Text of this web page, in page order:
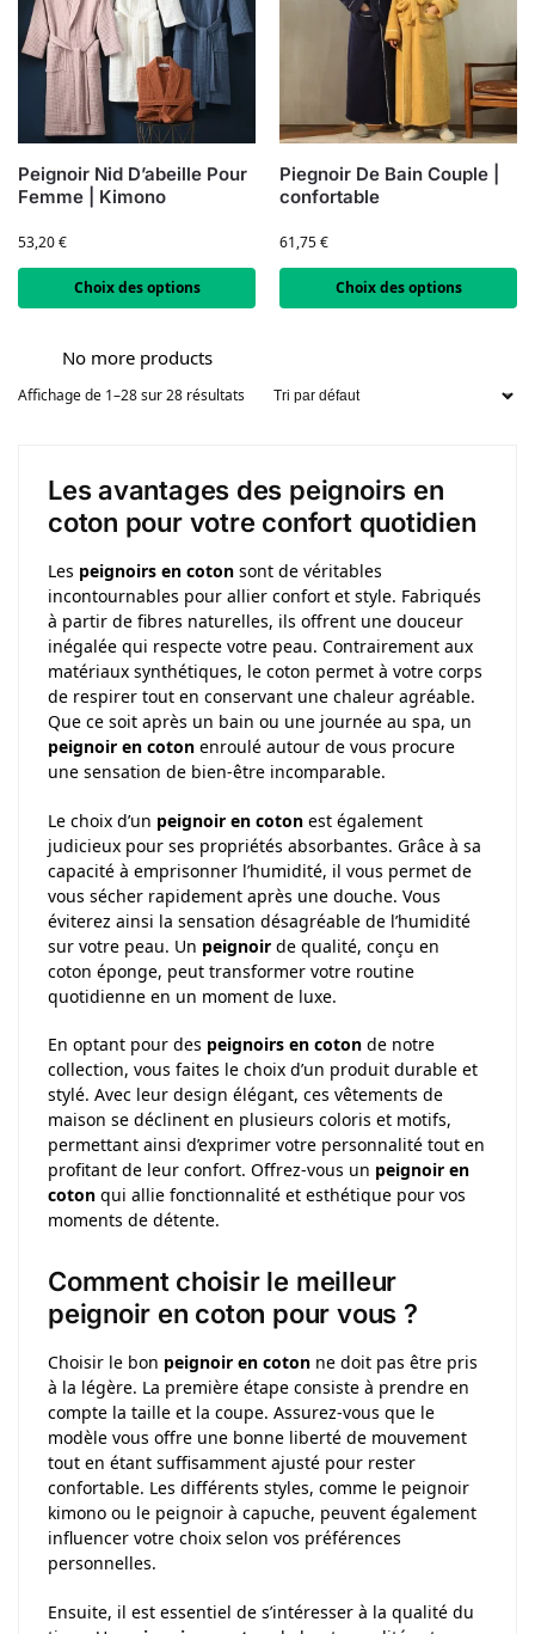
Peignoir Nid D’abeille Pour
Femme | Kimono
53,20€
Choix des options
Piegnoir De Bain Couple |
confortable
61,75€
Choix des options
No more products
Affichage de 1–28 sur 28 résultats
Les avantages des peignoirs en
coton pour votre confort quotidien
Les peignoirs en coton sont de véritables
incontournables pour allier confort et style. Fabriqués
à partir de fibres naturelles, ils offrent une douceur
inégalée qui respecte votre peau. Contrairement aux
matériaux synthétiques, le coton permet à votre corps
de respirer tout en conservant une chaleur agréable.
Que ce soit après un bain ou une journée au spa, un
peignoir en coton enroulé autour de vous procure
une sensation de bien-être incomparable.
Le choix d’un peignoir en coton est également
judicieux pour ses propriétés absorbantes. Grâce à sa
capacité à emprisonner l’humidité, il vous permet de
vous sécher rapidement après une douche. Vous
éviterez ainsi la sensation désagréable de l’humidité
sur votre peau. Un peignoir de qualité, conçu en
coton éponge, peut transformer votre routine
quotidienne en un moment de luxe.
En optant pour des peignoirs en coton de notre
collection, vous faites le choix d’un produit durable et
stylé. Avec leur design élégant, ces vêtements de
maison se déclinent en plusieurs coloris et motifs,
permettant ainsi d’exprimer votre personnalité tout en
profitant de leur confort. Offrez-vous un peignoir en
coton qui allie fonctionnalité et esthétique pour vos
moments de détente.
Comment choisir le meilleur
peignoir en coton pour vous ?
Choisir le bon peignoir en coton ne doit pas être pris
à la légère. La première étape consiste à prendre en
compte la taille et la coupe. Assurez-vous que le
modèle vous offre une bonne liberté de mouvement
tout en étant suffisamment ajusté pour rester
confortable. Les différents styles, comme le peignoir
kimono ou le peignoir à capuche, peuvent également
influencer votre choix selon vos préférences
personnelles.
Ensuite, il est essentiel de s’intéresser à la qualité du